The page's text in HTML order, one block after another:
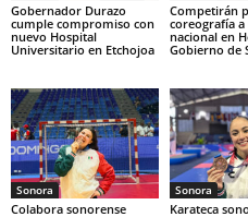
Gobernador Durazo
cumple compromiso con
nuevo Hospital
Universitario en Etchojoa
Competirán
coreografía a
nacional en
Gobierno de
Sonora
Colabora sonorense
Sonora
Karateca